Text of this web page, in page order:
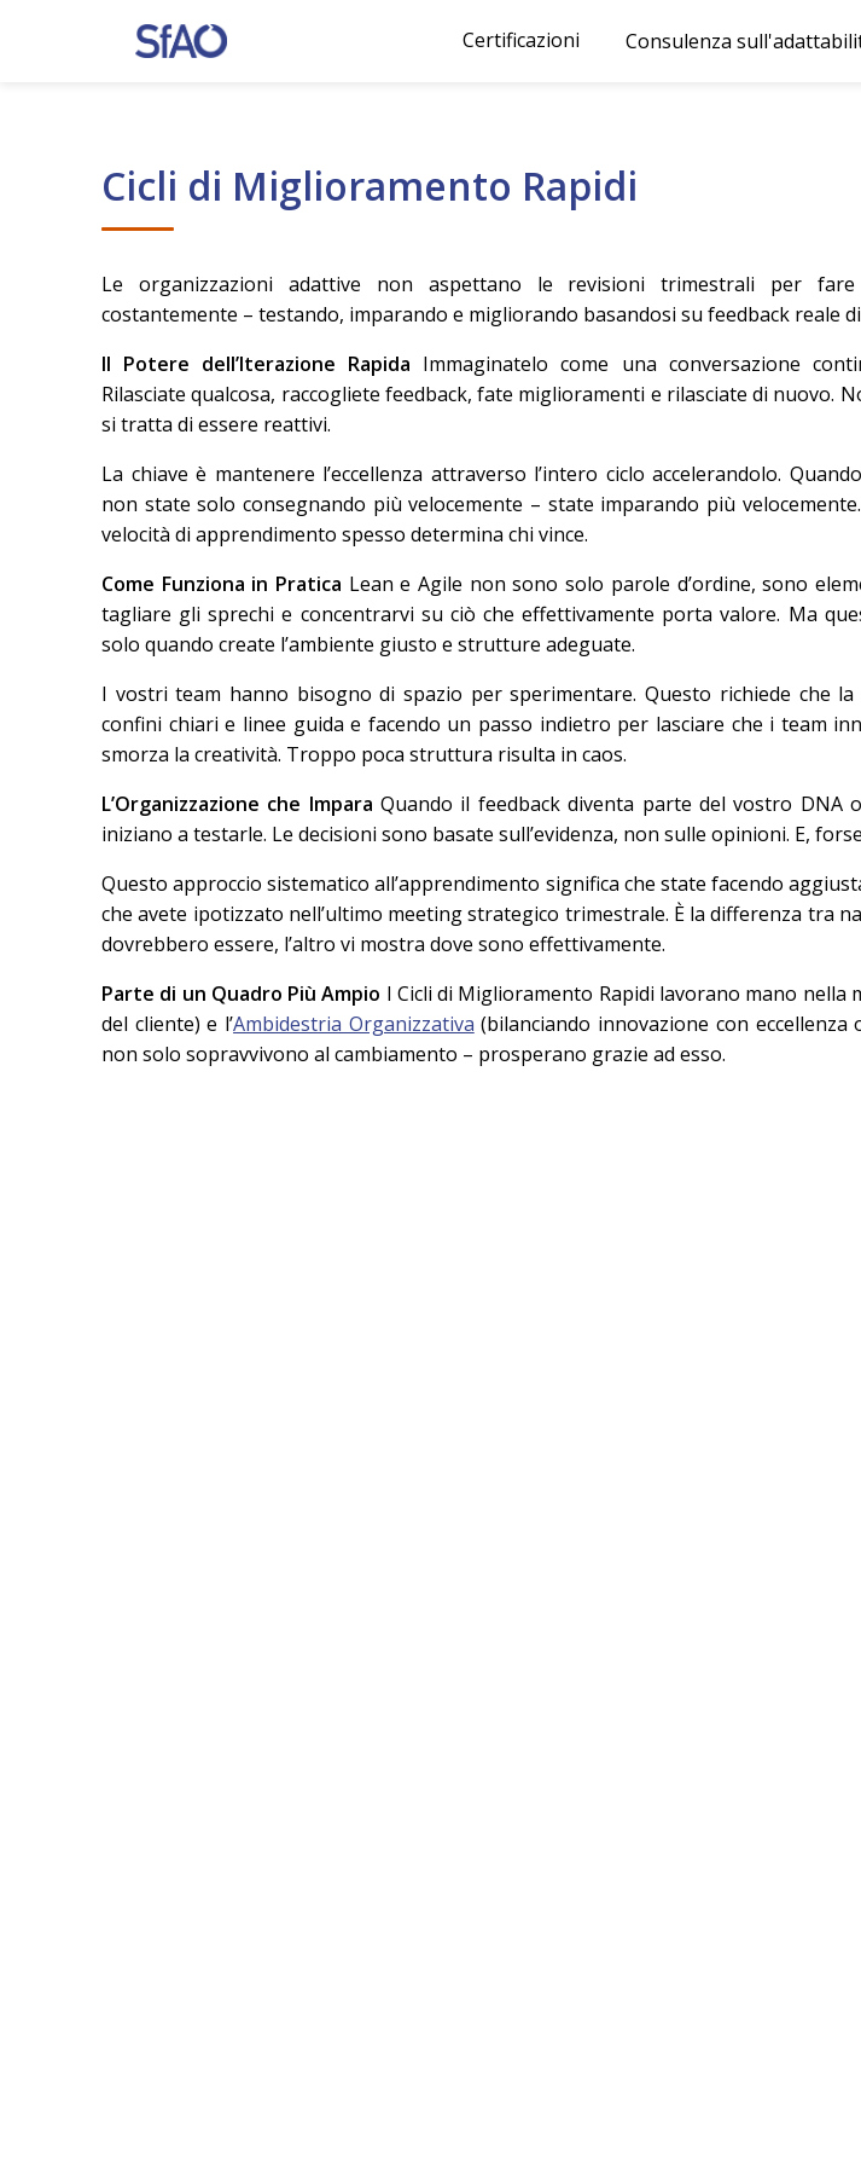
Certificazioni Consulenza
Cicli di Miglioramento Rapidi
Le organizzazioni adattive non aspettano le revisioni trimestrali per fare
costantemente – testando, imparando e migliorando basandosi su feedback reale
Il Potere dell’Iterazione Rapida Immaginatelo come una conversazione
Rilasciate qualcosa, raccogliete feedback, fate miglioramenti e rilasciate di nuovo.
si tratta di essere reattivi.
La chiave è mantenere l’eccellenza attraverso l’intero ciclo accelerandolo.
non state solo consegnando più velocemente – state imparando più
velocità di apprendimento spesso determina chi vince.
Come Funziona in Pratica Lean e Agile non sono solo parole d’ordine, sono
tagliare gli sprechi e concentrarvi su ciò che effettivamente porta valore. Ma
solo quando create l’ambiente giusto e strutture adeguate.
I vostri team hanno bisogno di spazio per sperimentare. Questo richiede che
confini chiari e linee guida e facendo un passo indietro per lasciare che i team
smorza la creatività. Troppo poca struttura risulta in caos.
L’Organizzazione che Impara Quando il feedback diventa parte del vostro
iniziano a testarle. Le decisioni sono basate sull’evidenza, non sulle opinioni. E,
Questo approccio sistematico all’apprendimento significa che state facendo
che avete ipotizzato nell’ultimo meeting strategico trimestrale. È la differenza tra
dovrebbero essere, l’altro vi mostra dove sono effettivamente.
Parte di un Quadro Più Ampio I Cicli di Miglioramento Rapidi lavorano mano nella
del cliente) e l’Ambidestria Organizzativa (bilanciando innovazione con
non solo sopravvivono al cambiamento – prosperano grazie ad esso.